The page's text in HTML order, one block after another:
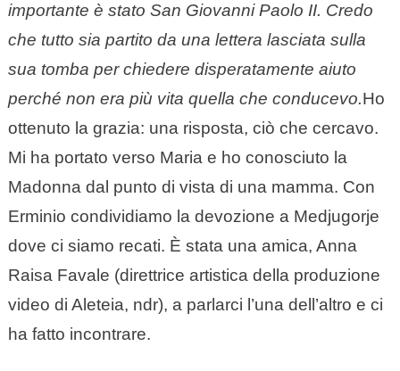
importante è stato San Giovanni Paolo II. Credo
che tutto sia partito da una lettera lasciata sulla
sua tomba per chiedere disperatamente aiuto
perché non era più vita quella che conducevo.Ho
ottenuto la grazia: una risposta, ciò che cercavo.
Mi ha portato verso Maria e ho conosciuto la
Madonna dal punto di vista di una mamma. Con
Erminio condividiamo la devozione a Medjugorje
dove ci siamo recati. È stata una amica, Anna
Raisa Favale (direttrice artistica della produzione
video di Aleteia, ndr), a parlarci l’una dell’altro e ci
ha fatto incontrare.